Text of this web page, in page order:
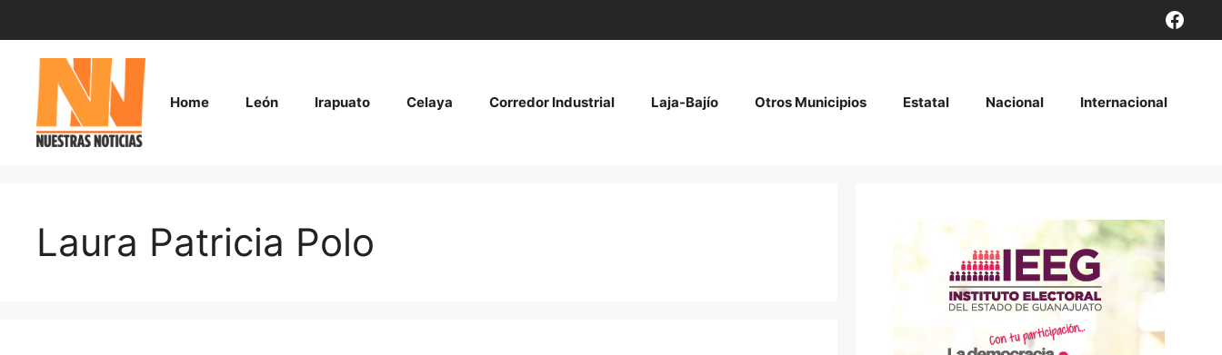
contenido
Home León Irapuato Celaya Corredor Industrial Laja-Bajío Otros Municipios Estatal Nacional Internacional
Laura Patricia Polo